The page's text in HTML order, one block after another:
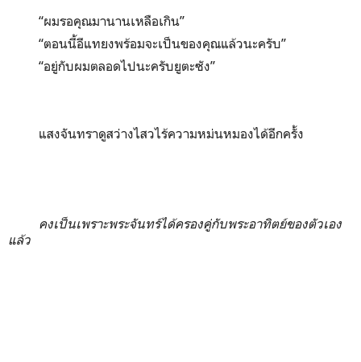
“ผมรอคุณมานานเหลือเกิน”
“ตอนนี้อีแทยงพร้อมจะเป็นของคุณแล้วนะครับ”
“อยู่กับผมตลอดไปนะครับยูตะซัง”
แสงจันทราดูสว่างไสวไร้ความหม่นหมองได้อีกครั้ง
คงเป็นเพราะพระจันทร์ได้ครองคู่กับพระอาทิตย์ของตัวเอง
แล้ว